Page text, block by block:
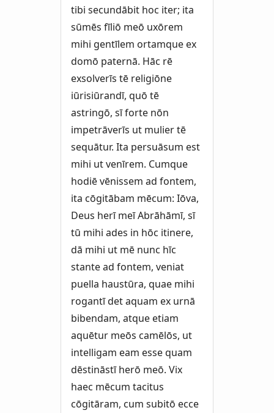
tibi secundābit hoc iter; ita
sūmēs fīliō meō uxōrem
mihi gentīlem ortamque ex
domō paternā. Hāc rē
exsolverīs tē religiōne
iūrisiūrandī, quō tē
astringō, sī forte nōn
impetrāverīs ut mulier tē
sequātur. Ita persuāsum est
mihi ut venīrem. Cumque
hodiē vēnissem ad fontem,
ita cōgitābam mēcum: Iōva,
Deus herī meī Abrāhāmī, sī
tū mihi ades in hōc itinere,
dā mihi ut mē nunc hīc
stante ad fontem, veniat
puella haustūra, quae mihi
rogantī det aquam ex urnā
bibendam, atque etiam
aquētur meōs camēlōs, ut
intelligam eam esse quam
dēstināstī herō meō. Vix
haec mēcum tacitus
cōgitāram, cum subitō ecce